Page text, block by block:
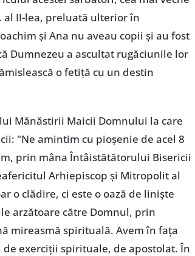
al II-lea, preluată ulterior în
şi Ana nu aveau copii şi au fost
Dumnezeu a ascultat rugăciunile lor
o fetiţă cu un destin
Mănăstirii Maicii Domnului la care
"Ne amintim cu pioşenie de acel 8
prin mâna Întâistătătorului Bisericii
Arhiepiscop şi Mitropolit al
o clădire, ci este o oază de linişte
arzătoare către Domnul, prin
mireasmă spirituală. Avem în faţa
exerciţii spirituale, de apostolat. În